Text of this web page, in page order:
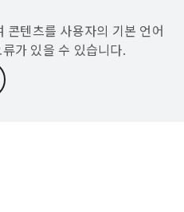
텐츠를 사용자의 기본 언어
가 있을 수 있습니다.